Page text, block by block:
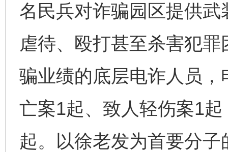
名民兵对诈骗园区提供武
虐待、殴打甚至杀害犯
骗业绩的底层电诈人员
亡案1起、致人轻伤案1
起。以徐老发为首要分